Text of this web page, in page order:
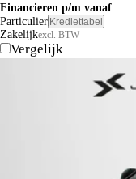
Financieren p/m vanaf
Particulier Krediettabel
Zakelijkexcl. BTW
Vergelijk